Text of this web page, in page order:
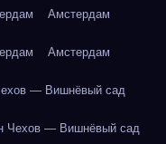
Амстердам
Амстердам
— Вишнёвый сад
Чехов — Вишнёвый сад